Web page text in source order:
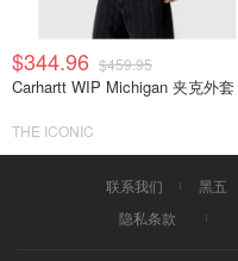
$344.96 $459.95
Carhartt WIP Michigan 夹克外套
THE ICONIC
联系我们 黑五
隐私条款